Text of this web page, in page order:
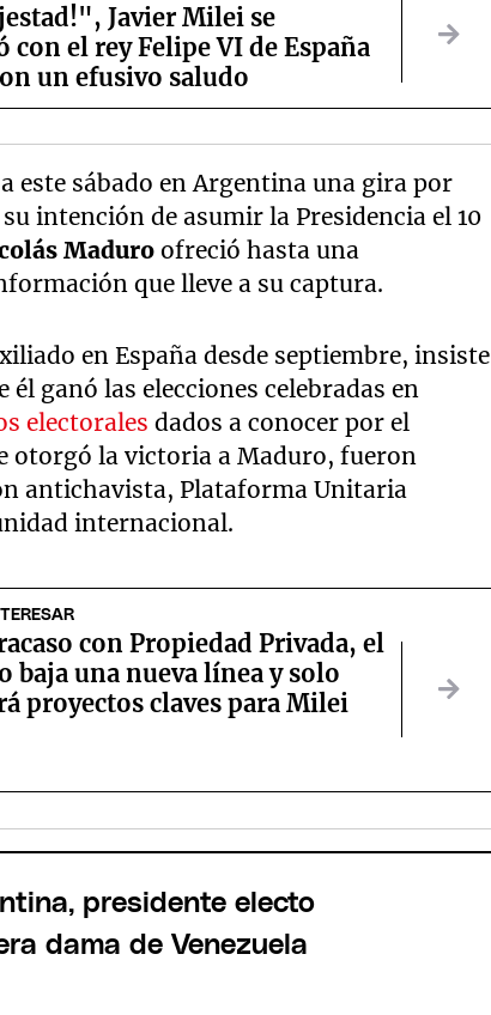
Javier Milei se
con el rey Felipe VI de España
un efusivo saludo
este sábado en Argentina una gira por
intención de asumir la Presidencia el 10
Maduro ofreció hasta una
que lleve a su captura.
en España desde septiembre, insiste
ganó las elecciones celebradas en
electorales dados a conocer por el
otorgó la victoria a Maduro, fueron
antichavista, Plataforma Unitaria
internacional.
con Propiedad Privada, el
baja una nueva línea y solo
proyectos claves para Milei
presidente electo
dama de Venezuela